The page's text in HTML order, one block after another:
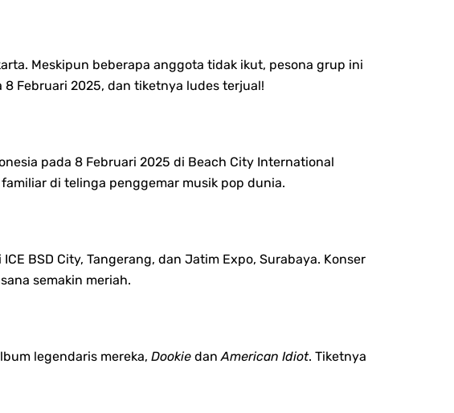
Meskipun beberapa anggota tidak ikut, pesona grup ini
Februari 2025, dan tiketnya ludes terjual!
pada 8 Februari 2025 di Beach City International
di telinga penggemar musik pop dunia.
BSD City, Tangerang, dan Jatim Expo, Surabaya. Konser
semakin meriah.
legendaris mereka, Dookie dan American Idiot. Tiketnya